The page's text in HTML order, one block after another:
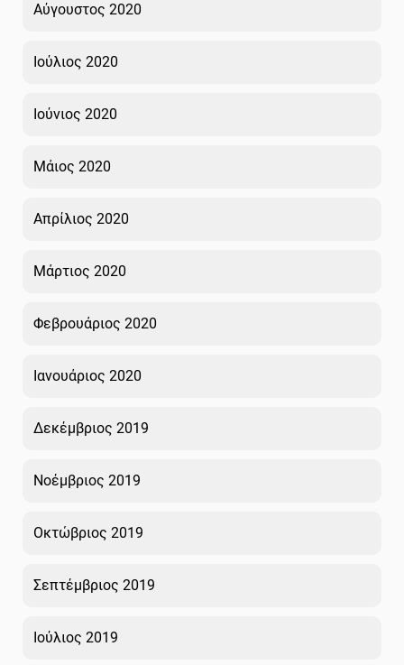
Αύγουστος 2020
Ιούλιος 2020
Ιούνιος 2020
Μάιος 2020
Απρίλιος 2020
Μάρτιος 2020
Φεβρουάριος 2020
Ιανουάριος 2020
Δεκέμβριος 2019
Νοέμβριος 2019
Οκτώβριος 2019
Σεπτέμβριος 2019
Ιούλιος 2019